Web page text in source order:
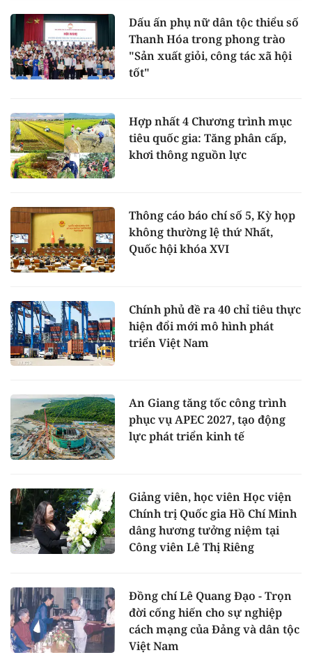
Dấu ấn phụ nữ dân tộc thiểu số
Thanh Hóa trong phong trào
"Sản xuất giỏi, công tác xã hội
tốt"
Hợp nhất 4 Chương trình mục
tiêu quốc gia: Tăng phân cấp,
khơi thông nguồn lực
Thông cáo báo chí số 5, Kỳ họp
không thường lệ thứ Nhất,
Quốc hội khóa XVI
Chính phủ đề ra 40 chỉ tiêu thực
hiện đổi mới mô hình phát
triển Việt Nam
An Giang tăng tốc công trình
phục vụ APEC 2027, tạo động
lực phát triển kinh tế
Giảng viên, học viên Học viện
Chính trị Quốc gia Hồ Chí Minh
dâng hương tưởng niệm tại
Công viên Lê Thị Riêng
Đồng chí Lê Quang Đạo - Trọn
đời cống hiến cho sự nghiệp
cách mạng của Đảng và dân tộc
Việt Nam